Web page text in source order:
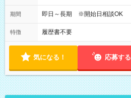
期間 即日～長期 ※開始日相談OK
特徴 履歴書不要
気になる！ 応募する